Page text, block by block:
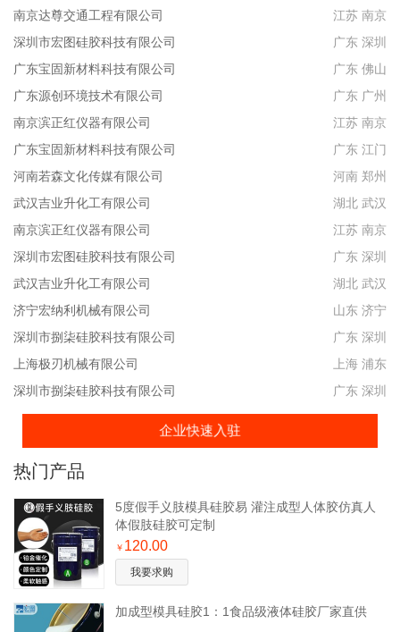
南京达尊交通工程有限公司
江苏 南京
深圳市宏图硅胶科技有限公司
广东 深圳
广东宝固新材料科技有限公司
广东 佛山
广东源创环境技术有限公司
广东 广州
南京滨正红仪器有限公司
江苏 南京
广东宝固新材料科技有限公司
广东 江门
河南若森文化传媒有限公司
河南 郑州
武汉吉业升化工有限公司
湖北 武汉
南京滨正红仪器有限公司
江苏 南京
深圳市宏图硅胶科技有限公司
广东 深圳
武汉吉业升化工有限公司
湖北 武汉
济宁宏纳利机械有限公司
山东 济宁
深圳市捌柒硅胶科技有限公司
广东 深圳
上海极刃机械有限公司
上海 浦东
深圳市捌柒硅胶科技有限公司
广东 深圳
企业快速入驻
热门产品
5度假手义肢模具硅胶易 灌注成型人体胶仿真人
体假肢硅胶可定制
￥ 120.00
我要求购
加成型模具硅胶1：1食品级液体硅胶厂家直供